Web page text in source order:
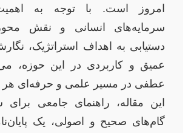
امروز است. با توجه به
سرمایه‌های انسانی و نقش
دستیابی به اهداف استراتژیک،
عمیق و کاربردی در این حوزه،
عطفی در مسیر علمی و حرفه‌ای هر
این مقاله، راهنمای جامعی
گام‌های صحیح و اصولی، یک